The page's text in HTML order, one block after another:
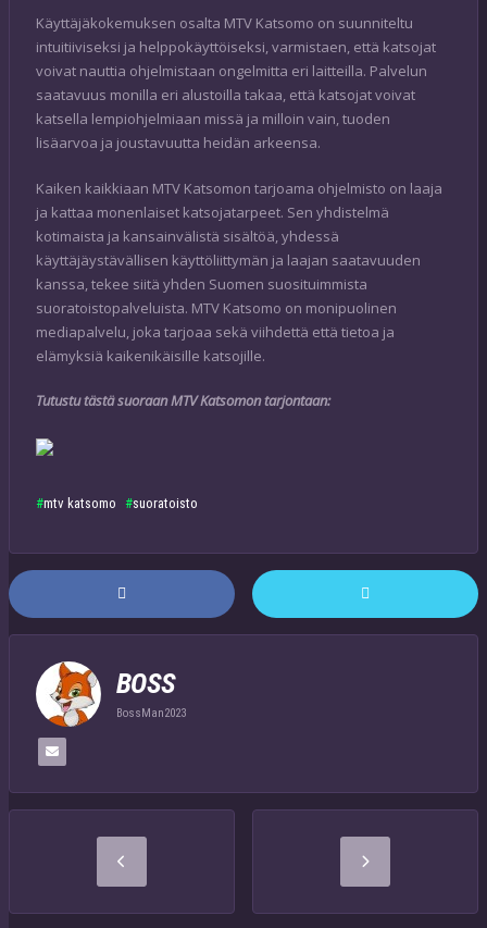
Käyttäjäkokemuksen osalta MTV Katsomo on suunniteltu
intuitiiviseksi ja helppokäyttöiseksi, varmistaen, että katsojat
voivat nauttia ohjelmistaan ongelmitta eri laitteilla. Palvelun
saatavuus monilla eri alustoilla takaa, että katsojat voivat
katsella lempiohjelmiaan missä ja milloin vain, tuoden
lisäarvoa ja joustavuutta heidän arkeensa.
Kaiken kaikkiaan MTV Katsomon tarjoama ohjelmisto on laaja
ja kattaa monenlaiset katsojatarpeet. Sen yhdistelmä
kotimaista ja kansainvälistä sisältöä, yhdessä
käyttäjäystävällisen käyttöliittymän ja laajan saatavuuden
kanssa, tekee siitä yhden Suomen suosituimmista
suoratoistopalveluista. MTV Katsomo on monipuolinen
mediapalvelu, joka tarjoaa sekä viihdettä että tietoa ja
elämyksiä kaikenikäisille katsojille.
Tutustu tästä suoraan MTV Katsomon tarjontaan:
mtv katsomo suoratoisto
BOSS
BossMan2023